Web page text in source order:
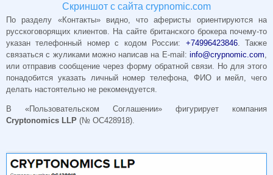
Скриншот с сайта crypnomic.com
По разделу «Контакты» видно, что аферисты ориентируются на
русскоговорящих клиентов. На сайте британского брокера почему-то
указан телефонный номер с кодом России: +74996423846. Также
связаться с жуликами можно написав на E-mail: info@crypnomic.com
или отправив сообщение через форму обратной связи. Но для этого
понадобится указать личный номер телефона, ФИО и мейл, чего
делать настоятельно не рекомендуется.
В «Пользовательском Соглашении» фигурирует компания
Cryptonomics LLP (№ OC428918).